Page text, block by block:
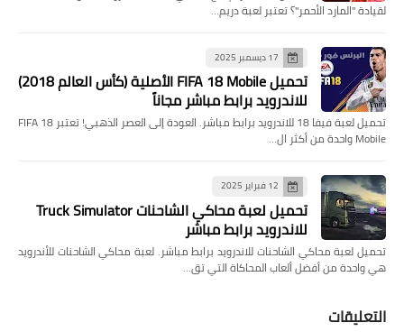
لقيادة "المارد الأحمر"؟ تعتبر لعبة دريم…
17 ديسمبر 2025
تحميل FIFA 18 Mobile الأصلية (كأس العالم 2018)
للاندرويد برابط مباشر مجاناً
تحميل لعبة فيفا 18 للاندرويد برابط مباشر. العودة إلى العصر الذهبي! تعتبر FIFA 18
Mobile واحدة من أكثر ال…
12 فبراير 2025
تحميل لعبة محاكي الشاحنات Truck Simulator
للاندرويد برابط مباشر
تحميل لعبة محاكي الشاحنات للاندرويد برابط مباشر. لعبة محاكي الشاحنات للأندرويد
هي واحدة من أفضل ألعاب المحاكاة التي تق…
التعليقات